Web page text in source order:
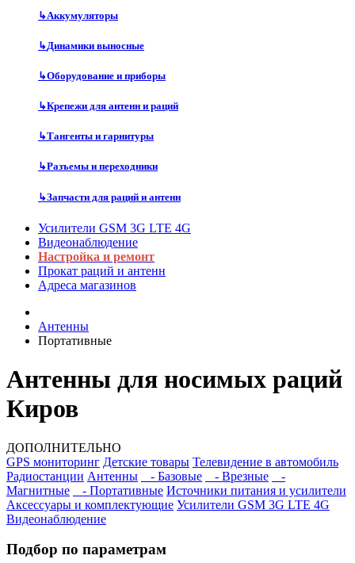
↳Аккумуляторы
↳Динамики выносные
↳Оборудование и приборы
↳Крепежи для антенн и раций
↳Тангенты и гарнитуры
↳Разъемы и переходники
↳Запчасти для раций и антенн
Усилители GSM 3G LTE 4G
Видеонаблюдение
Настройка и ремонт
Прокат раций и антенн
Адреса магазинов
Антенны
Портативные
Антенны для носимых раций
Киров
ДОПОЛНИТЕЛЬНО
GPS мониторинг Детские товары Телевидение в автомобиль
Радиостанции Антенны - Базовые - Врезные
-
Магнитные
- Портативные Источники питания и усилители
Аксессуары и комплектующие Усилители GSM 3G LTE 4G
Видеонаблюдение
Подбор по параметрам